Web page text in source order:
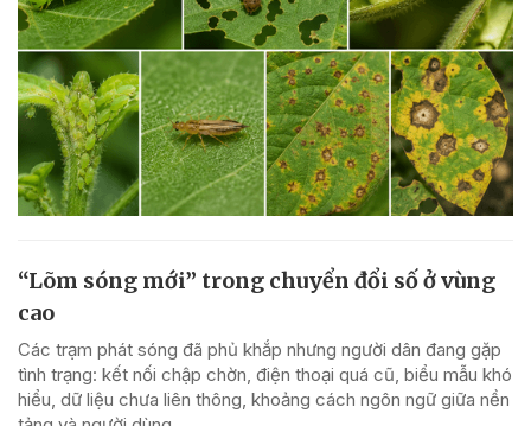
“Lõm sóng mới” trong chuyển đổi số ở vùng
cao
Các trạm phát sóng đã phủ khắp nhưng người dân đang gặp
tình trạng: kết nối chập chờn, điện thoại quá cũ, biểu mẫu khó
hiểu, dữ liệu chưa liên thông, khoảng cách ngôn ngữ giữa nền